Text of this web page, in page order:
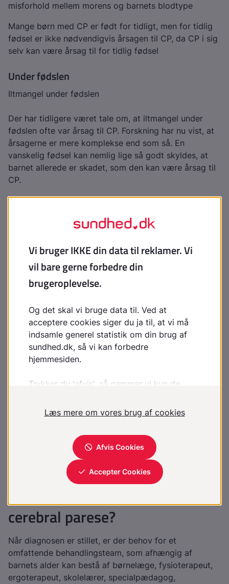
misforhold mellem morens og barnets blodtype
Mange børn med CP er født for tidligt, men for tidlig
fødsel er ikke nødvendigvis årsagen til CP, da CP i sig
selv kan være årsag til for tidlig fødsel
Under fødslen
Iltmangel under fødslen
Der har tidligere været tale om, at iltmangel under
fødslen ofte var årsag til CP. Forskning har nu vist, at
årsagerne er mere komplekse end som så. En
vanskelig fødsel kan nemlig lige så godt skyldes, at
barnet allerede er skadet, som den kan være årsag til
CP.
Medfødte sygdomme
Kromosomfejl hos barnet
Tilfældigt opståede misdannelser i barnets hjerne
I tidlig barndom
Hjerneblødning
Kranietraumer som følge af ulykker eller mishandling
Drukning
Forgiftning
Ikke noget klart svar på årsagen til
Er cerebral parese arveligt?
Cerebral parese er ikke arveligt.
Hvordan behandler man
cerebral parese?
Når diagnosen er stillet, er der behov for et
omfattende behandlingsteam, som afhængig af
barnets alder kan bestå af børnelæge, fysioterapeut,
ergoterapeut, skolelærer, specialpædagog,